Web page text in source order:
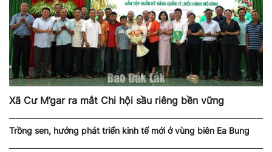
Xã Cư M’gar ra mắt Chi hội sầu riêng bền vững
Trồng sen, hướng phát triển kinh tế mới ở vùng biên Ea Bung